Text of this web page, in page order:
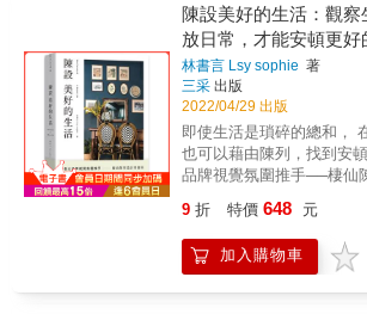
放慢生活的步調好好享受
雅和餘裕。
Kasin&在生活中培養感性
味，由內而外打造更具質感
&mdash;&mdash;空姐報
Emily&
置出理想的餐桌。 &
孩子才如此爆炸， 每天下
又杯盤狼藉難以收拾， 好
事。 知道要斷捨離，但想
焦慮， 極簡很令人嚮往，
到。 & 如果家的樣子，不
及， 那麼你的樣子，也不
和大家一樣 體會過這些歷
老師， 告訴你如何重振整
過著舒適又幸福的每一天
暖的文字語言、邏輯清晰
得細細品味、收藏的好書
品，比「空間」更珍貴。 4
「減物」開始才懂得的豐
陳設美好的生活：觀
放日常，才能安頓更
林書言 Lsy sophie 著
三采 出版
2022/04/29 出版
即使生活是瑣碎的總和， 在日常選擇間，我們
也可以藉由陳列，找到安頓身
品牌視覺氛圍推手──棲仙
&times; 案例 脈絡化&times;公式化拆解陳列設
計 & 風格是來自經年累月的喜好與鑑賞，把喜
歡的東西透徹地了解一遍
9 折 特價 648 元
加入購物車